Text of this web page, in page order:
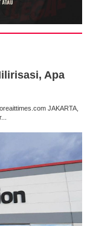
Apa
JAKARTA,